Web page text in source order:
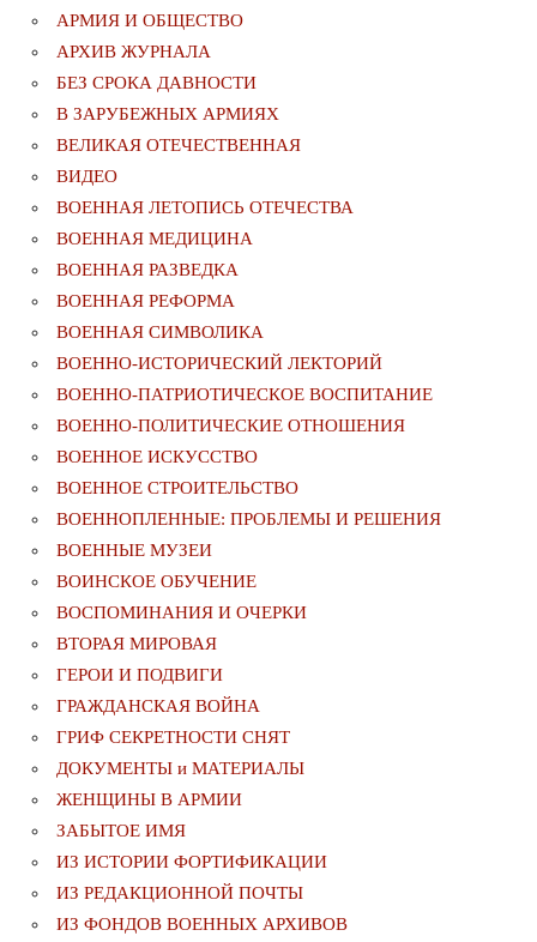
АРМИЯ И ОБЩЕСТВО
АРХИВ ЖУРНАЛА
БЕЗ СРОКА ДАВНОСТИ
В ЗАРУБЕЖНЫХ АРМИЯХ
ВЕЛИКАЯ ОТЕЧЕСТВЕННАЯ
ВИДЕО
ВОЕННАЯ ЛЕТОПИСЬ ОТЕЧЕСТВА
ВОЕННАЯ МЕДИЦИНА
ВОЕННАЯ РАЗВЕДКА
ВОЕННАЯ РЕФОРМА
ВОЕННАЯ СИМВОЛИКА
ВОЕННО-ИСТОРИЧЕСКИЙ ЛЕКТОРИЙ
ВОЕННО-ПАТРИОТИЧЕСКОЕ ВОСПИТАНИЕ
ВОЕННО-ПОЛИТИЧЕСКИE ОТНОШЕНИЯ
ВОЕННОЕ ИСКУССТВО
ВОЕННОЕ СТРОИТЕЛЬСТВО
ВОЕННОПЛЕННЫЕ: ПРОБЛЕМЫ И РЕШЕНИЯ
ВОЕННЫЕ МУЗЕИ
ВОИНСКОЕ ОБУЧЕНИЕ
ВОСПОМИНАНИЯ И ОЧЕРКИ
ВТОРАЯ МИРОВАЯ
ГЕРОИ И ПОДВИГИ
ГРАЖДАНСКАЯ ВОЙНА
ГРИФ СЕКРЕТНОСТИ СНЯТ
ДОКУМЕНТЫ и МАТЕРИАЛЫ
ЖЕНЩИНЫ В АРМИИ
ЗАБЫТОЕ ИМЯ
ИЗ ИСТОРИИ ФОРТИФИКАЦИИ
ИЗ РЕДАКЦИОННОЙ ПОЧТЫ
ИЗ ФОНДОВ ВОЕННЫХ АРХИВОВ